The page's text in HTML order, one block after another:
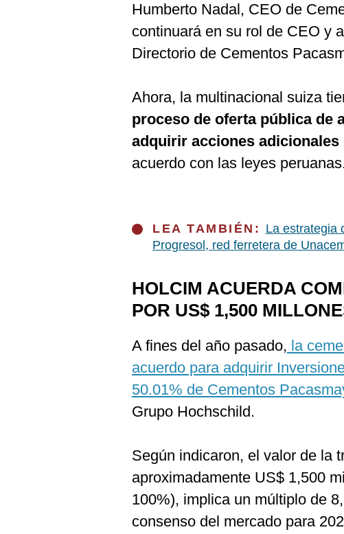
Humberto Nadal, CEO de
continuará en su rol de CEO y
Directorio de Cementos
Ahora, la multinacional suiza
proceso de oferta pública de
adquirir acciones adicionales
acuerdo con las leyes
LEA TAMBIÉN: La estrategia
Progresol, red ferretera de
HOLCIM ACUERDA
POR US$ 1,500
A fines del año pasado, la
acuerdo para adquirir
50.01% de Cementos
Grupo Hochschild.
Según indicaron, el valor de la
aproximadamente US$ 1,500
100%), implica un múltiplo de
consenso del mercado para